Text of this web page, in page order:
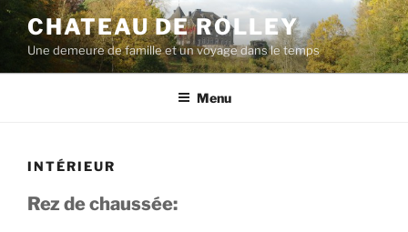
Aller
contenu
principal
CHATEAU DE ROLLEY
Une demeure de famille et un voyage dans le temps
Menu
INTÉRIEUR
Rez de chaussée: